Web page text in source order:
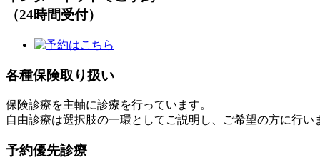
（24時間受付）
各種保険取り扱い
保険診療を主軸に診療を行っています。
自由診療は選択肢の一環としてご説明し、ご希望の方に行い
予約優先診療